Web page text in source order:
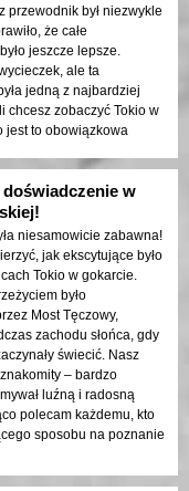
przewodnik był niezwykle
że całe
jeszcze lepsze.
ale ta
jedną z najbardziej
chcesz zobaczyć Tokio w
jest to obowiązkowa
w
niesamowicie zabawna!
jak ekscytujące było
Tokio w gokarcie.
było
Most Tęczowy,
zachodu słońca, gdy
świecić. Nasz
– bardzo
luźną i radosną
polecam każdemu, kto
sposobu na poznanie